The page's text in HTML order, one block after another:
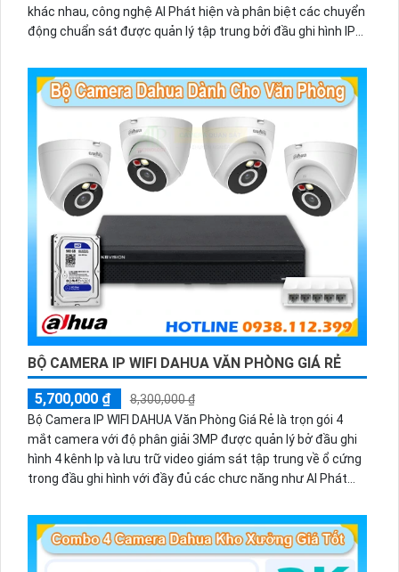
khác nhau, công nghệ AI Phát hiện và phân biệt các chuyển
động chuẩn sát được quản lý tập trung bởi đầu ghi hình IP
BỘ CAMERA IP WIFI DAHUA VĂN PHÒNG GIÁ RẺ
5,700,000 ₫
8,300,000 ₫
Bộ Camera IP WIFI DAHUA Văn Phòng Giá Rẻ là trọn gói 4
mắt camera với độ phân giải 3MP được quản lý bở đầu ghi
hình 4 kênh Ip và lưu trữ video giám sát tập trung về ổ cứng
trong đầu ghi hình với đầy đủ các chưc năng như AI Phát
có màu vào ban đêm